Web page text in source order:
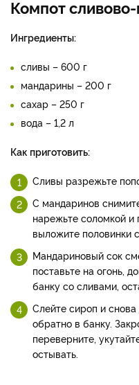
Компот
Ингредиенты:
сливы – 600 г
мандарины – 200 г
сахар – 250 г
вода – 1,2 л
Как приготовить:
Сливы разрежьте
С мандаринов
нарежьте соломкой и
выложите половинки
Мандариновый сок
поставьте на огонь,
банку со сливами,
Слейте сироп и снова
обратно в банку.
переверните,
остывать.